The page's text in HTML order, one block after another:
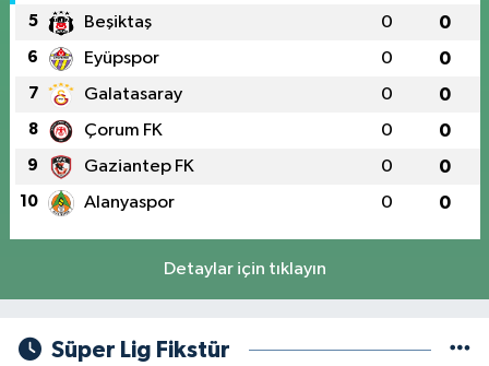
5 Beşiktaş 0 0
6 Eyüpspor 0 0
7 Galatasaray 0 0
8 Çorum FK 0 0
9 Gaziantep FK 0 0
10 Alanyaspor 0 0
Detaylar için tıklayın
Süper Lig Fikstür